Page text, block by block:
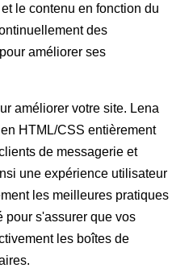
le contenu en fonction du
des
améliorer ses
améliorer votre site. Lena
HTML/CSS entièrement
de messagerie et
une expérience utilisateur
les meilleures pratiques
pour s'assurer que vos
les boîtes de